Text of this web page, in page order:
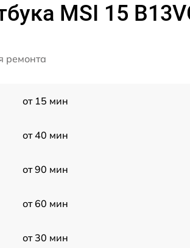
MSI 15
ремонта
от 15 мин
от 40 мин
от 90 мин
от 60 мин
от 30 мин